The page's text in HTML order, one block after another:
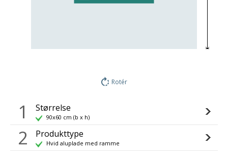
Rotér
1 Størrelse
90x60 cm (b x h)
2 Produkttype
Hvid aluplade med ramme